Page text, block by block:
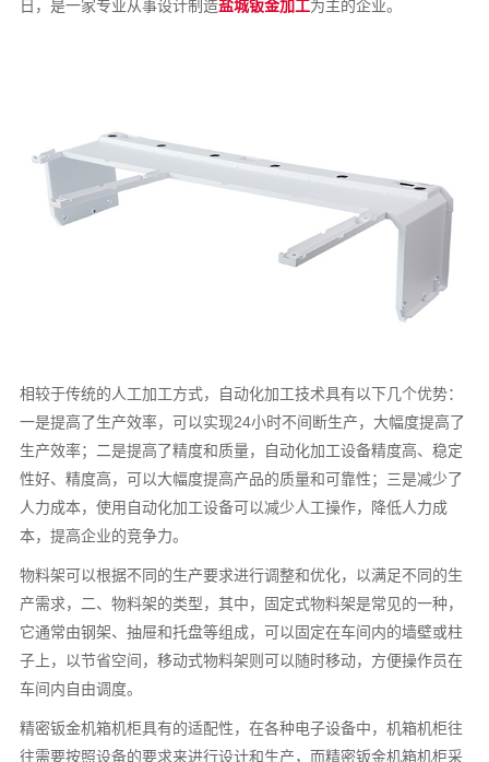
日，是一家专业从事设计制造盐城钣金加工为主的企业。
相较于传统的人工加工方式，自动化加工技术具有以下几个优势：
一是提高了生产效率，可以实现24小时不间断生产，大幅度提高了
生产效率；二是提高了精度和质量，自动化加工设备精度高、稳定
性好、精度高，可以大幅度提高产品的质量和可靠性；三是减少了
人力成本，使用自动化加工设备可以减少人工操作，降低人力成
本，提高企业的竞争力。
物料架可以根据不同的生产要求进行调整和优化，以满足不同的生
产需求，二、物料架的类型，其中，固定式物料架是常见的一种，
它通常由钢架、抽屉和托盘等组成，可以固定在车间内的墙壁或柱
子上，以节省空间，移动式物料架则可以随时移动，方便操作员在
车间内自由调度。
精密钣金机箱机柜具有的适配性，在各种电子设备中，机箱机柜往
往需要按照设备的要求来进行设计和生产，而精密钣金机箱机柜采